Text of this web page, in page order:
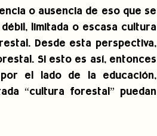
o ausencia de eso que se
limitada o escasa cultura
Desde esta perspectiva,
Si esto es así, entonces
el lado de la educación,
“cultura forestal” puedan